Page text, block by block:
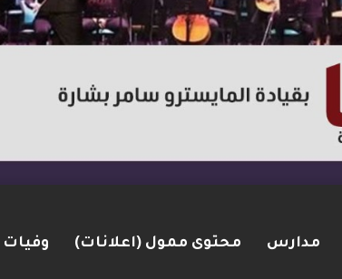
مدارس محتوى ممول (اعلانات) وفيات